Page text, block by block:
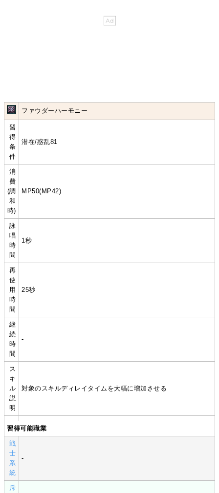
ファウダーハーモニー
習
得
条
件
潜在/惑乱81
消
費
(調
和
時)
MP50(MP42)
詠
唱
時
間
1秒
再
使
用
時
間
25秒
継
続
時
間
-
ス
キ
ル
説
明
対象のスキルディレイタイムを大幅に増加させる
習得可能職業
戦
士
系
統
-
斥